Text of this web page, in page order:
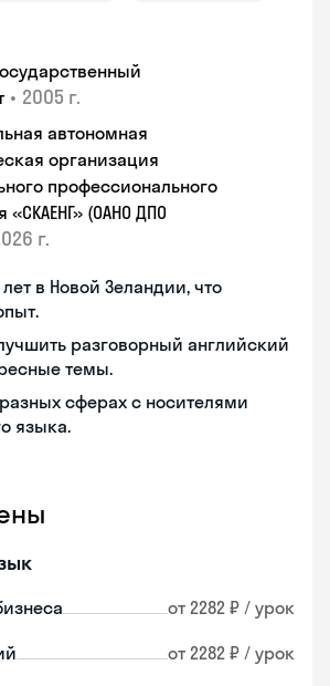
• 2005 г.
автономная
организация
профессионального
«СКАЕНГ» (ОАНО ДПО
г.
в Новой Зеландии, что
разговорный английский
темы.
сферах с носителями
языка.
от 2282 ₽ / урок
от 2282 ₽ / урок